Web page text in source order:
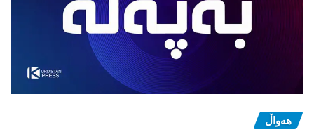
هەواڵ